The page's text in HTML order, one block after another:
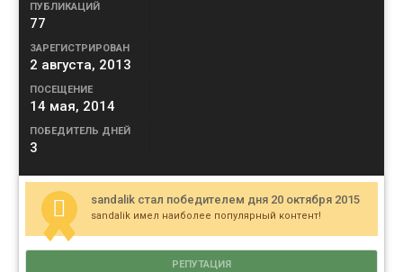
ПУБЛИКАЦИЙ
77
ЗАРЕГИСТРИРОВАН
2 августа, 2013
ПОСЕЩЕНИЕ
14 мая, 2014
ПОБЕДИТЕЛЬ ДНЕЙ
3
sandalik стал победителем дня 20 октября 2015
sandalik имел наиболее популярный контент!
РЕПУТАЦИЯ